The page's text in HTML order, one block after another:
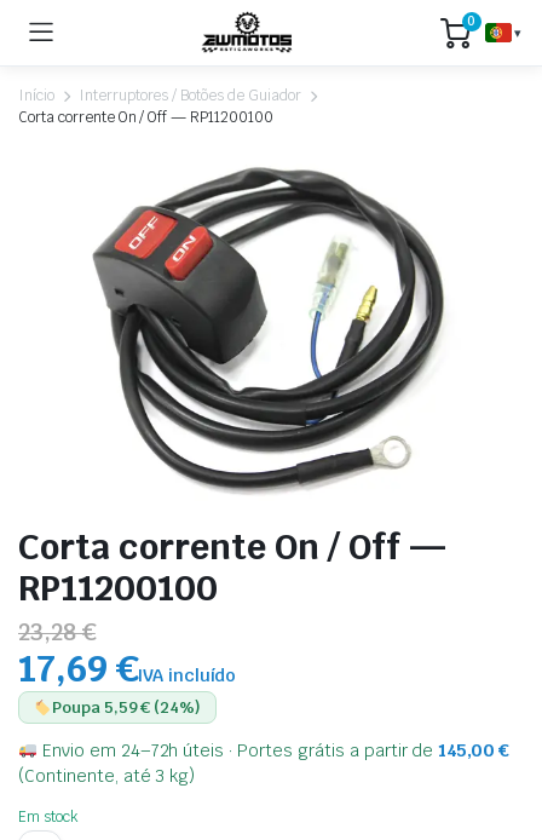
0
▾
Início
Interruptores / Botões de Guiador
Corta corrente On / Off — RP11200100
Corta corrente On / Off —
RP11200100
23,28 €
17,69 €IVA incluído
Poupa 5,59 € (24%)
Envio em 24–72h úteis · Portes grátis a partir de145,00 €
(Continente, até 3 kg)
Em stock